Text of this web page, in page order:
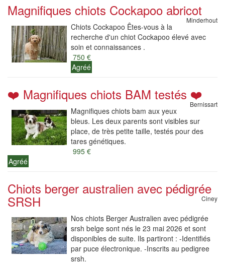
Magnifiques chiots Cockapoo abricot
Minderhout
Chiots Cockapoo Êtes-vous à la
recherche d'un chiot Cockapoo élevé avec
soin et connaissances .
750 €
Agréé
❤️ Magnifiques chiots BAM testés ❤️
Bernissart
Magnifiques chiots bam aux yeux
bleus. Les deux parents sont visibles sur
place, de très petite taille, testés pour des
tares génétiques.
995 €
Agréé
Chiots berger australien avec pédigrée
SRSH Ciney
Nos chiots Berger Australien avec pédigrée
srsh belge sont nés le 23 mai 2026 et sont
disponibles de suite. Ils partiront : -Identifiés
par puce électronique. -Inscrits au pedigree
srsh.